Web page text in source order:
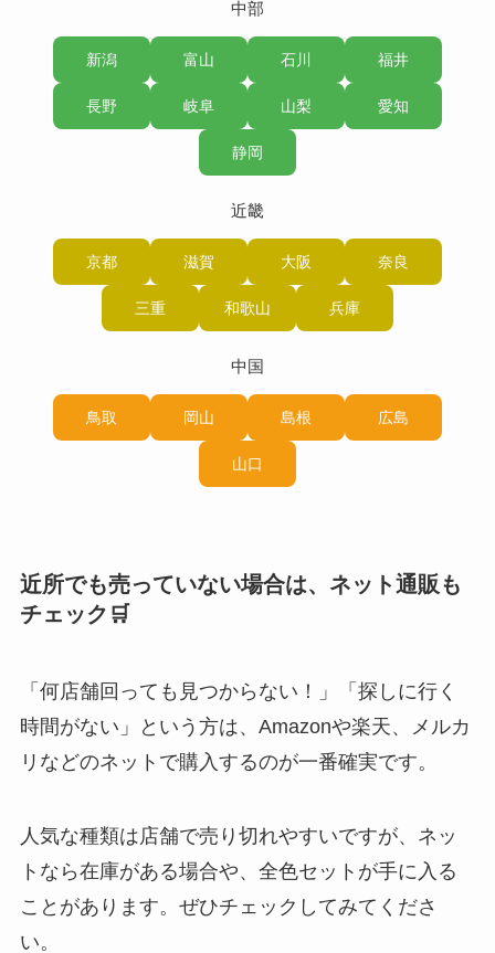
中部
新潟 富山 石川 福井
長野 岐阜 山梨 愛知
静岡
近畿
京都 滋賀 大阪 奈良
三重 和歌山 兵庫
中国
鳥取 岡山 島根 広島
山口
近所でも売っていない場合は、ネット通販も
チェック🛒
「何店舗回っても見つからない！」「探しに行く
時間がない」という方は、Amazonや楽天、メルカ
リなどのネットで購入するのが一番確実です。
人気な種類は店舗で売り切れやすいですが、ネッ
トなら在庫がある場合や、全色セットが手に入る
ことがあります。ぜひチェックしてみてくださ
い。